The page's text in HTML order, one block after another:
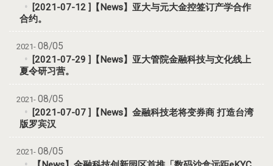
[2021-07-12 ]【News】亚大与元大金控签订产学合作
合约。
2021- 08/05
[2021-07-29 ]【News】亚大管院金融科技与文化线上
夏令研习营。
2021- 08/05
[2021-07-07 ]【News】金融科技老将变券商 打造台湾
版罗宾汉
2021- 08/05